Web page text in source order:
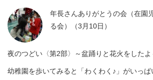
年長さんありがとうの会（在園
る会）（3月10日）
夜のつどい〈第2部〉～盆踊りと花火をしたよ
幼稚園を歩いてみると「わくわく♪」がいっぱ